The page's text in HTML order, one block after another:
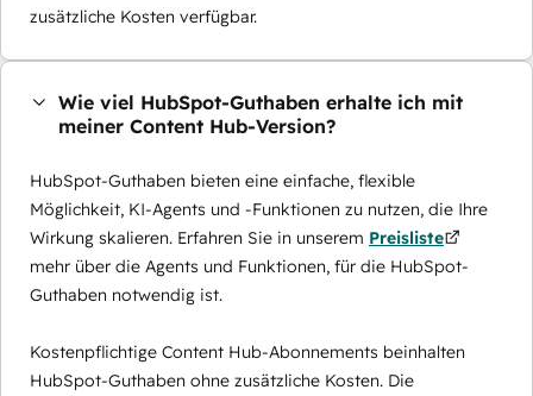
zusätzliche Kosten verfügbar.
Wie viel HubSpot-Guthaben erhalte ich mit
meiner Content Hub-Version?
HubSpot-Guthaben bieten eine einfache, flexible
Möglichkeit, KI-Agents und -Funktionen zu nutzen, die Ihre
Wirkung skalieren. Erfahren Sie in unserem Preisliste
mehr über die Agents und Funktionen, für die HubSpot-
Guthaben notwendig ist.
Kostenpflichtige Content Hub-Abonnements beinhalten
HubSpot-Guthaben ohne zusätzliche Kosten. Die